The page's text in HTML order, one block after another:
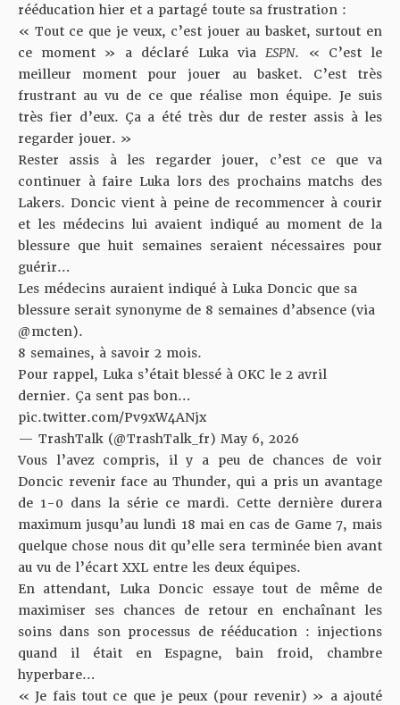
rééducation hier et a partagé toute sa frustration :
« Tout ce que je veux, c’est jouer au basket, surtout en
ce moment » a déclaré Luka via ESPN. « C’est le
meilleur moment pour jouer au basket. C’est très
frustrant au vu de ce que réalise mon équipe. Je suis
très fier d’eux. Ça a été très dur de rester assis à les
regarder jouer. »
Rester assis à les regarder jouer, c’est ce que va
continuer à faire Luka lors des prochains matchs des
Lakers. Doncic vient à peine de recommencer à courir
et les médecins lui avaient indiqué au moment de la
blessure que huit semaines seraient nécessaires pour
guérir…
Les médecins auraient indiqué à Luka Doncic que sa
blessure serait synonyme de 8 semaines d’absence (via
@mcten).
8 semaines, à savoir 2 mois.
Pour rappel, Luka s’était blessé à OKC le 2 avril
dernier. Ça sent pas bon…
pic.twitter.com/Pv9xW4ANjx
— TrashTalk (@TrashTalk_fr) May 6, 2026
Vous l’avez compris, il y a peu de chances de voir
Doncic revenir face au Thunder, qui a pris un avantage
de 1-0 dans la série ce mardi. Cette dernière durera
maximum jusqu’au lundi 18 mai en cas de Game 7, mais
quelque chose nous dit qu’elle sera terminée bien avant
au vu de l’écart XXL entre les deux équipes.
En attendant, Luka Doncic essaye tout de même de
maximiser ses chances de retour en enchaînant les
soins dans son processus de rééducation : injections
quand il était en Espagne, bain froid, chambre
hyperbare…
« Je fais tout ce que je peux (pour revenir) » a ajouté